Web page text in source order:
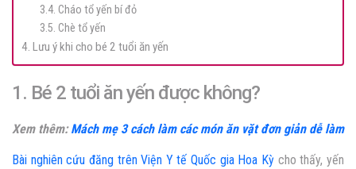
3.4. Cháo tổ yến bí đỏ
3.5. Chè tổ yến
4. Lưu ý khi cho bé 2 tuổi ăn yến
1. Bé 2 tuổi ăn yến được không?
Xem thêm:Mách mẹ 3 cách làm các món ăn vặt đơn giản dễ làm
Bài nghiên cứu đăng trên Viện Y tế Quốc gia Hoa Kỳ cho thấy, yến